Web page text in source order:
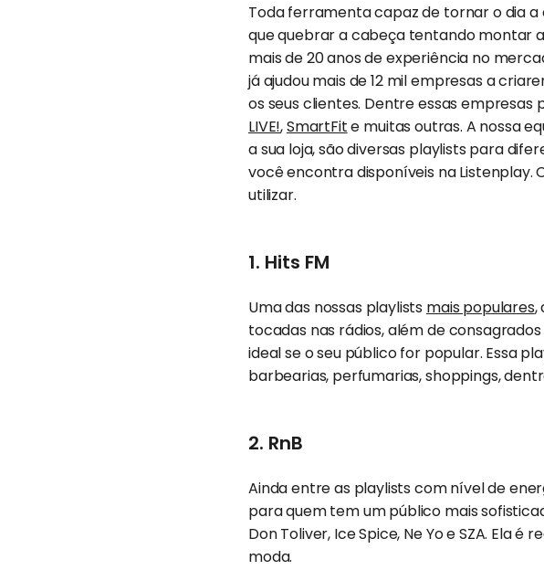
Toda ferramenta capaz de tornar o dia a
que quebrar a cabeça tentando montar a
mais de 20 anos de experiência no
já ajudou mais de 12 mil empresas a
os seus clientes. Dentre essas
LIVE!,SmartFite muitas outras. A nossa
a sua loja, são diversas playlists para
você encontra disponíveis na Listenplay.
utilizar.
1. Hits FM
Uma das nossas playlists mais populares,
tocadas nas rádios, além de
ideal se o seu público for popular. Essa
barbearias, perfumarias, shoppings,
2. RnB
Ainda entre as playlists com nível de
para quem tem um público mais
Don Toliver, Ice Spice, Ne Yo e SZA. Ela
moda.